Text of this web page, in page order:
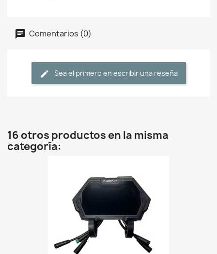
Comentarios (0)
Sea el primero en escribir una reseña
16 otros productos en la misma
categoría: